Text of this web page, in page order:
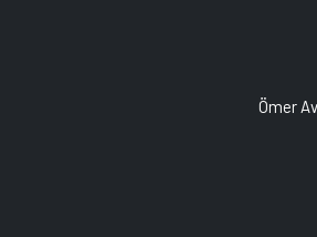
Ömer